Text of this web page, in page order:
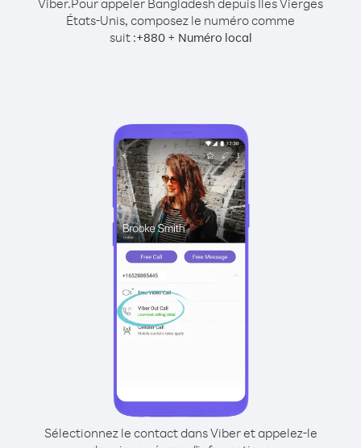
Viber.Pour appeler Bangladesh depuis Îles Vierges
États-Unis, composez le numéro comme
suit :+880+ Numéro local
Sélectionnez le contact dans Viber et appelez-le